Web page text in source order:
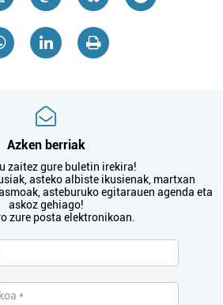
Azken berriak
zaitez gure buletin irekira!
asteko albiste ikusienak, martxan
asteburuko egitarauen agenda eta
askoz gehiago!
zure posta elektronikoan.